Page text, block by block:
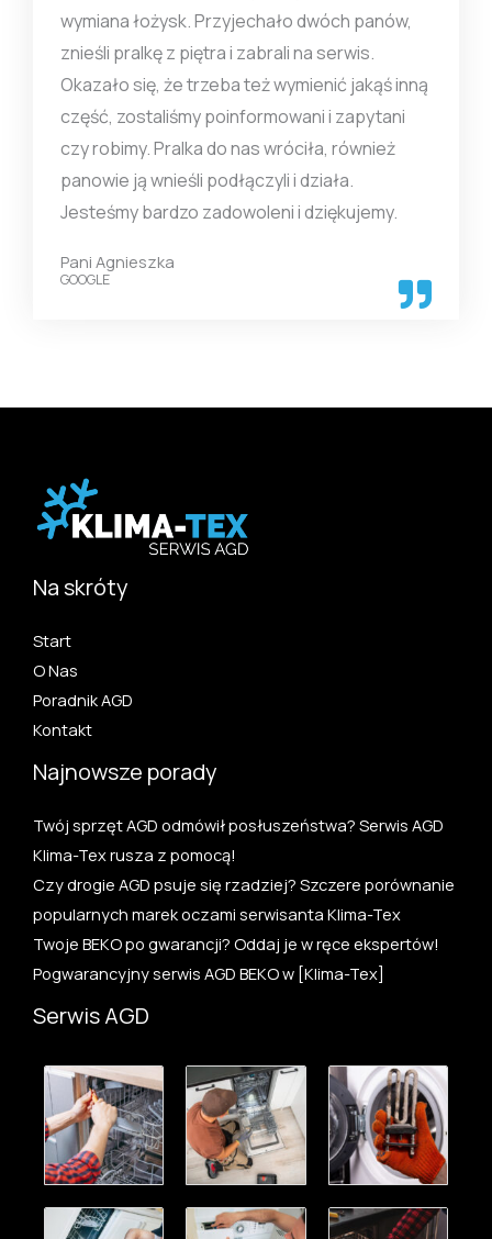
wymiana łożysk. Przyjechało dwóch panów,
znieśli pralkę z piętra i zabrali na serwis.
Okazało się, że trzeba też wymienić jakąś inną
część, zostaliśmy poinformowani i zapytani
czy robimy. Pralka do nas wróciła, również
panowie ją wnieśli podłączyli i działa.
Jesteśmy bardzo zadowoleni i dziękujemy.
Pani Agnieszka
GOOGLE
Na skróty
Start
O Nas
Poradnik AGD
Kontakt
Najnowsze porady
Twój sprzęt AGD odmówił posłuszeństwa? Serwis AGD
Klima-Tex rusza z pomocą!
Czy drogie AGD psuje się rzadziej? Szczere porównanie
popularnych marek oczami serwisanta Klima-Tex
Twoje BEKO po gwarancji? Oddaj je w ręce ekspertów!
Pogwarancyjny serwis AGD BEKO w [Klima-Tex]
Serwis AGD